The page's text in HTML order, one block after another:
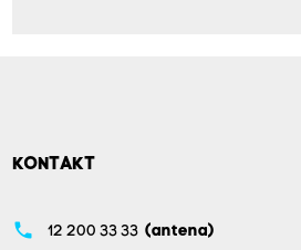
KONTAKT
phone 12 200 33 33 (antena)